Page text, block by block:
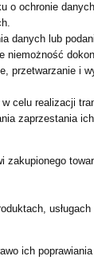
o ochronie
danych lub
niemożność
przetwarzanie i
celu realizacji
zaprzestania
ich